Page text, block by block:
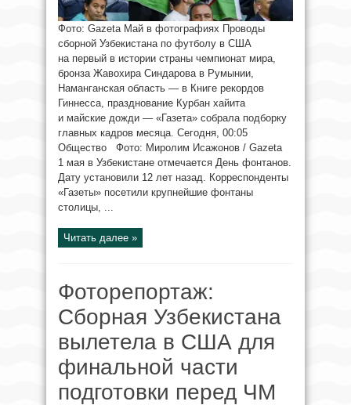
Фото: Gazeta Май в фотографиях Проводы
сборной Узбекистана по футболу в США
на первый в истории страны чемпионат мира,
бронза Жавохира Синдарова в Румынии,
Наманганская область — в Книге рекордов
Гиннесса, празднование Курбан хайита
и майские дожди — «Газета» собрала подборку
главных кадров месяца. Сегодня, 00:05
Общество Фото: Миролим Исажонов / Gazeta
1 мая в Узбекистане отмечается День фонтанов.
Дату установили 12 лет назад. Корреспонденты
«Газеты» посетили крупнейшие фонтаны
столицы, ...
Читать далее »
Фоторепортаж:
Сборная Узбекистана
вылетела в США для
финальной части
подготовки перед ЧМ